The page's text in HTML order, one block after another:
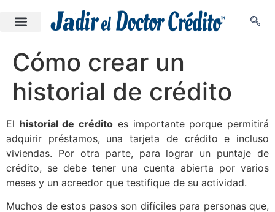
Cómo crear un
historial de crédito
El historial de crédito es importante porque permitirá
adquirir préstamos, una tarjeta de crédito e incluso
viviendas. Por otra parte, para lograr un puntaje de
crédito, se debe tener una cuenta abierta por varios
meses y un acreedor que testifique de su actividad.
Muchos de estos pasos son difíciles para personas que,